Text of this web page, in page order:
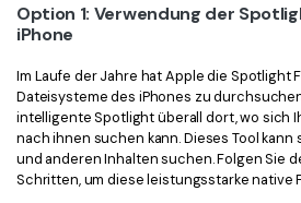
Option 1: Verwendung der
iPhone
Im Laufe der Jahre hat Apple die Spotlight
Dateisysteme des iPhones zu
intelligente Spotlight überall dort, wo sich
nach ihnen suchen kann. Dieses Tool kann
und anderen Inhalten suchen. Folgen Sie
Schritten, um diese leistungsstarke native